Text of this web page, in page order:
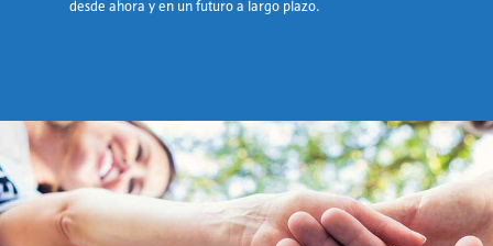
desde ahora y en un futuro a largo plazo.